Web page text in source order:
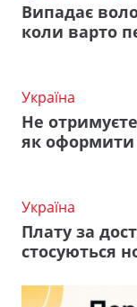
Випадає
коли варто
Україна
Не
як оформити
Україна
Плату за
стосуються